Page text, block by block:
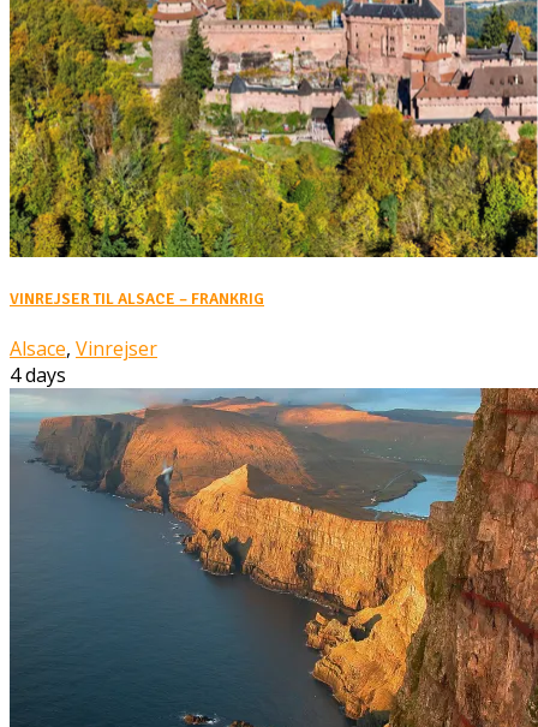
VINREJSER TIL ALSACE – FRANKRIG
Alsace, Vinrejser
4 days